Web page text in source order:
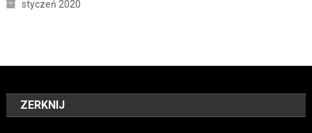
styczeń 2020
ZERKNIJ